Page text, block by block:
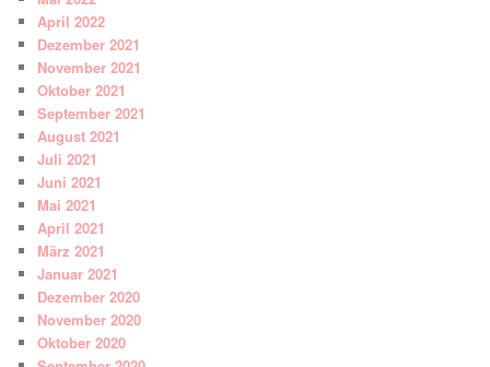
April 2022
Dezember 2021
November 2021
Oktober 2021
September 2021
August 2021
Juli 2021
Juni 2021
Mai 2021
April 2021
März 2021
Januar 2021
Dezember 2020
November 2020
Oktober 2020